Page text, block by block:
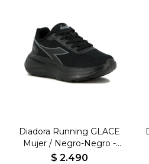
Diadora Running GLACE
Mujer / Negro-Negro -
Fiknit - Phylon - Negro-
$ 2.490